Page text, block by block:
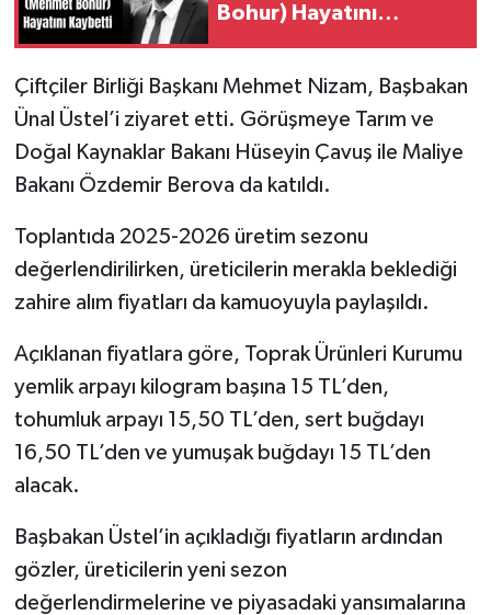
Bohur) Hayatını
Çiftçiler Birliği Başkanı Mehmet Nizam, Başbakan
Ünal Üstel’i ziyaret etti. Görüşmeye Tarım ve
Doğal Kaynaklar Bakanı Hüseyin Çavuş ile Maliye
Bakanı Özdemir Berova da katıldı.
Toplantıda 2025-2026 üretim sezonu
değerlendirilirken, üreticilerin merakla beklediği
zahire alım fiyatları da kamuoyuyla paylaşıldı.
Açıklanan fiyatlara göre, Toprak Ürünleri Kurumu
yemlik arpayı kilogram başına 15 TL’den,
tohumluk arpayı 15,50 TL’den, sert buğdayı
16,50 TL’den ve yumuşak buğdayı 15 TL’den
alacak.
Başbakan Üstel’in açıkladığı fiyatların ardından
gözler, üreticilerin yeni sezon
değerlendirmelerine ve piyasadaki yansımalarına